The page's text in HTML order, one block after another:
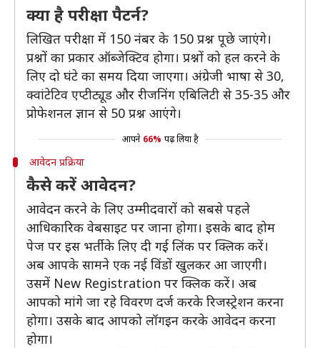
क्या है परीक्षा पैटर्न?
लिखित परीक्षा में 150 नंबर के 150 प्रश्न पूछे जाएंगे।
प्रश्नों का प्रकार ऑब्जेक्टिव होगा। प्रश्नों को हल करने के
लिए दो घंटे का समय दिया जाएगा। अंग्रेजी भाषा से 30,
क्वांटेटिव एप्टीट्यूड और रीजनिंग एबिलिटी से 35-35 और
प्रोफेशनल ज्ञान से 50 प्रश्न आएंगे।
आपने 66% पढ़ लिया है
आवेदन प्रक्रिया
कैसे करें आवेदन?
आवेदन करने के लिए उम्मीदवारों को सबसे पहले
आधिकारिक वेबसाइट पर जाना होगा। इसके बाद होम
पेज पर इस भर्ती के लिए दी गई लिंक पर क्लिक करें।
अब आपके सामने एक नई विंडों खुलकर आ जाएगी।
उसमें New Registration पर क्लिक करें। अब
आपको मांगे जा रहे विवरण दर्ज करके रिजस्ट्रेशन करना
होगा। उसके बाद आपको लॉगइन करके आवेदन करना
होगा।